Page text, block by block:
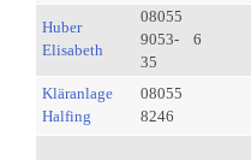
Huber
Elisabeth
08055
9053-
35
6
Kläranlage
Halfing
08055
8246